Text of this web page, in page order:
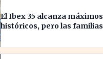
El Ibex 35 alcanza máximos
históricos, pero las familias